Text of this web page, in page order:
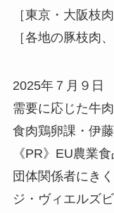
［東京・大阪枝
［各地の豚枝肉
2025年７月９日
需要に応じた牛
食肉鶏卵課・伊
《PR》EU農業
団体関係者にき
ジ・ヴィエルズ